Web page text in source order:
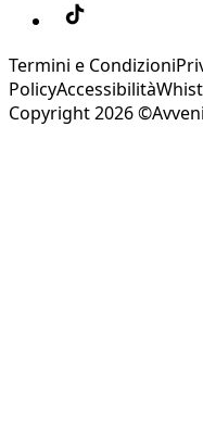
Termini e Condizioni
PolicyAccessibilità
Copyright 2026